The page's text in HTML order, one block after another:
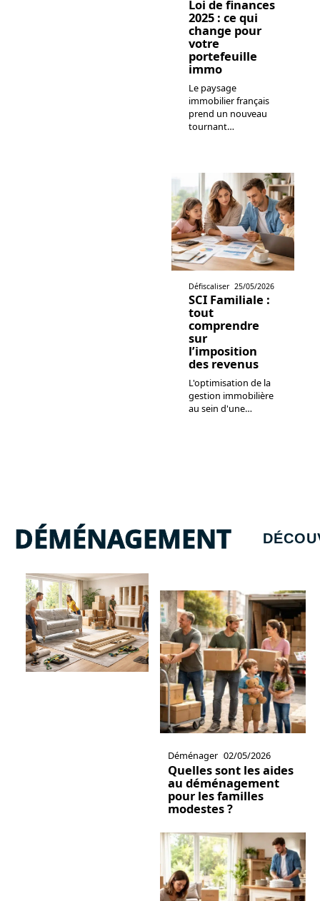
Loi de finances
2025 : ce qui
change pour
votre
portefeuille
immo
Le paysage
immobilier français
prend un nouveau
tournant…
Défiscaliser 25/05/2026
SCI Familiale :
tout
comprendre
sur
l’imposition
des revenus
L'optimisation de la
gestion immobilière
au sein d'une…
DÉMÉNAGEMENT
Déménager 02/05/2026
Quelles sont les aides
au déménagement
pour les familles
modestes ?